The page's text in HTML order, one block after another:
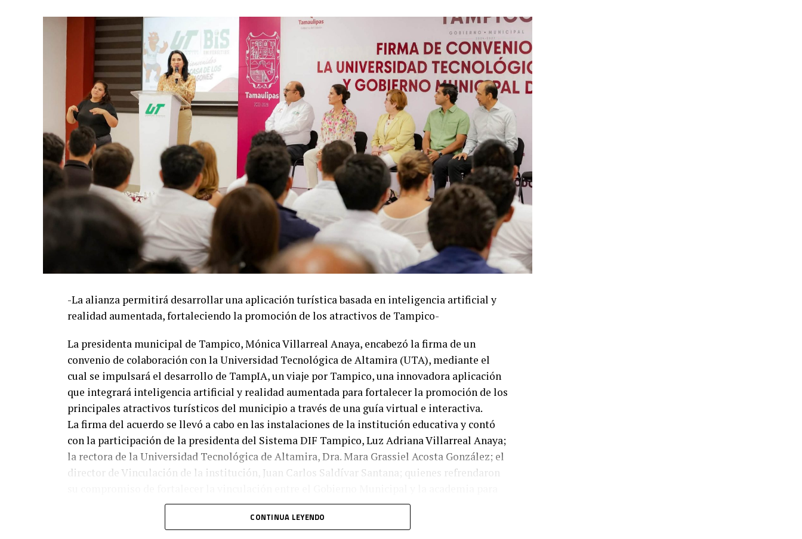
-La alianza permitirá desarrollar una aplicación turística basada en inteligencia artificial y
realidad aumentada, fortaleciendo la promoción de los atractivos de Tampico-
La presidenta municipal de Tampico, Mónica Villarreal Anaya, encabezó la firma de un
convenio de colaboración con la Universidad Tecnológica de Altamira (UTA), mediante el
cual se impulsará el desarrollo de TampIA, un viaje por Tampico, una innovadora aplicación
que integrará inteligencia artificial y realidad aumentada para fortalecer la promoción de los
principales atractivos turísticos del municipio a través de una guía virtual e interactiva.
La firma del acuerdo se llevó a cabo en las instalaciones de la institución educativa y contó
con la participación de la presidenta del Sistema DIF Tampico, Luz Adriana Villarreal Anaya;
la rectora de la Universidad Tecnológica de Altamira, Dra. Mara Grassiel Acosta González; el
director de Vinculación de la institución, Juan Carlos Saldívar Santana; quienes refrendaron
desarrollar proyectos de innovación con impacto social.
Durante su intervención, la alcaldesa porteña, destacó que este convenio representa un paso
CONTINUA LEYENDO